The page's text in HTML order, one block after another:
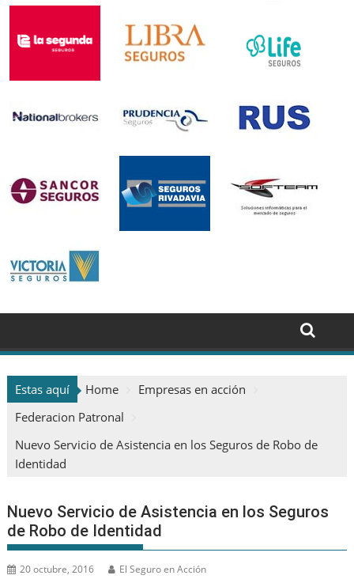
Estas aquí Home
Empresas en acción
Federacion Patronal
Nuevo Servicio de Asistencia en los Seguros de Robo de
Identidad
Nuevo Servicio de Asistencia en los Seguros
de Robo de Identidad
20 octubre, 2016 El Seguro en Acción